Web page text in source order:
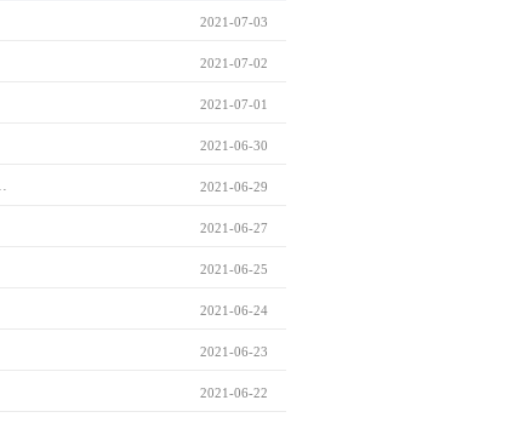
2021-07-03
2021-07-02
2021-07-01
2021-06-30
2021-06-29
2021-06-27
2021-06-25
2021-06-24
2021-06-23
2021-06-22